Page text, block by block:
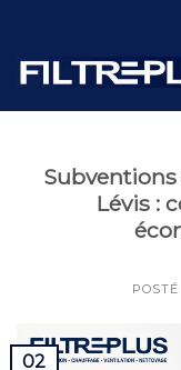
content
Lévis :
02